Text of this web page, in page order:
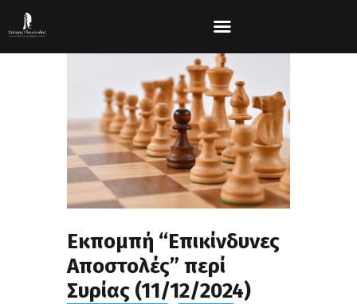
Εκπομπή “Επικίνδυνες
Αποστολές” περί
Συρίας (11/12/2024)